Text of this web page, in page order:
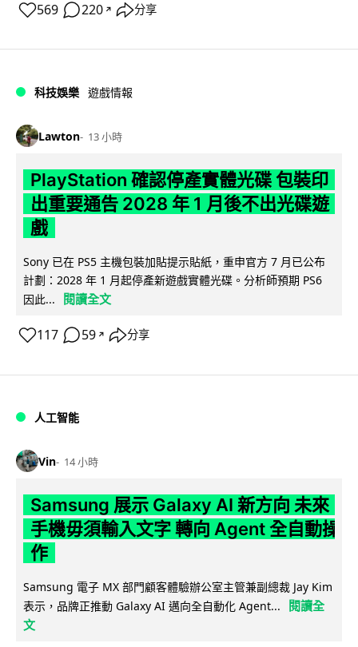
569 220 ↗ 分享
科技娛樂 遊戲情報
Lawton 13 小時
PlayStation 確認停產實體光碟 包裝印
出重要通告 2028 年 1 月後不出光碟遊
戲
Sony 已在 PS5 主機包裝加貼提示貼紙，重申官方 7 月已公布
計劃：2028 年 1 月起停產新遊戲實體光碟。分析師預期 PS6
因此...
閱讀全文
117 59 ↗ 分享
人工智能
Vin 14 小時
Samsung 展示 Galaxy AI 新方向 未來
手機毋須輸入文字 轉向 Agent 全自動操
作
Samsung 電子 MX 部門顧客體驗辦公室主管兼副總裁 Jay Kim
表示，品牌正推動 Galaxy AI 邁向全自動化 Agent...
閱讀全
文